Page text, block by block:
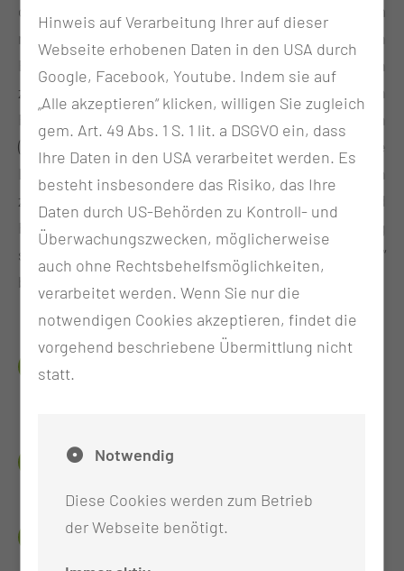
des Bevölkerungsschutzes befähigen. Außerdem
muss das Kompetenzprofil gemäß den
Empfehlungen des Ausschusses Rettungswesen
zur Ausbildung und Prüfung von
Rettungssanitäterinnen und Rettungssanitätern
(520-Stunden-Programm) vermittelt werden. Die
Lausitzer Rettungsdienstschule bildet jährlich
zweizyklisch Rettungssanitäterinnen und
Rettungssanitäter aus. Die erfolgreiche Ausbildung
schließt mit der Qualifikation „Rettungssanitäterin“
beziehungsweise „Rettungssanitäter“ ab.
DAS ERWARTET DICH IN THEORIE UND
PRAXIS
DAS BRAUCHST DU
WANN UND WIE LANG
Hinweis auf Verarbeitung Ihrer auf dieser
Webseite erhobenen Daten in den USA durch
Google, Facebook, Youtube. Indem sie auf
„Alle akzeptieren“ klicken, willigen Sie zugleich
gem. Art. 49 Abs. 1 S. 1 lit. a DSGVO ein, dass
Ihre Daten in den USA verarbeitet werden. Es
besteht insbesondere das Risiko, das Ihre
Daten durch US-Behörden zu Kontroll- und
Überwachungszwecken, möglicherweise
auch ohne Rechtsbehelfsmöglichkeiten,
verarbeitet werden. Wenn Sie nur die
notwendigen Cookies akzeptieren, findet die
vorgehend beschriebene Übermittlung nicht
statt.
Notwendig
Diese Cookies werden zum Betrieb
der Webseite benötigt.